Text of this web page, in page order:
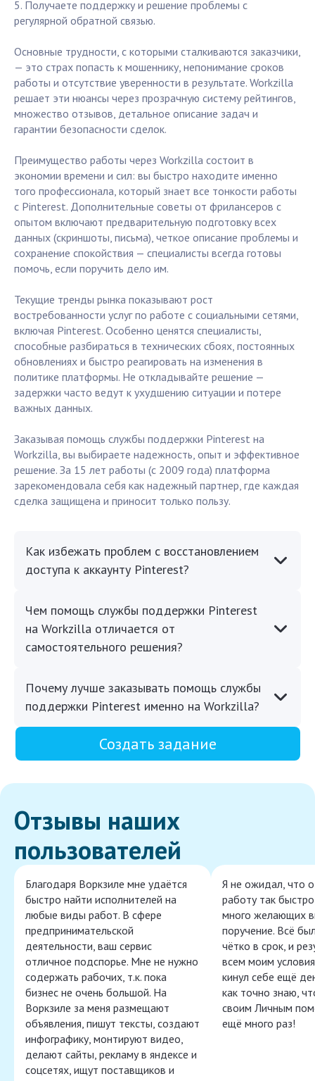
5. Получаете поддержку и решение проблемы с
регулярной обратной связью.
Основные трудности, с которыми сталкиваются заказчики,
— это страх попасть к мошеннику, непонимание сроков
работы и отсутствие уверенности в результате. Workzilla
решает эти нюансы через прозрачную систему рейтингов,
множество отзывов, детальное описание задач и
гарантии безопасности сделок.
Преимущество работы через Workzilla состоит в
экономии времени и сил: вы быстро находите именно
того профессионала, который знает все тонкости работы
с Pinterest. Дополнительные советы от фрилансеров с
опытом включают предварительную подготовку всех
данных (скриншоты, письма), четкое описание проблемы и
сохранение спокойствия — специалисты всегда готовы
помочь, если поручить дело им.
Текущие тренды рынка показывают рост
востребованности услуг по работе с социальными сетями,
включая Pinterest. Особенно ценятся специалисты,
способные разбираться в технических сбоях, постоянных
обновлениях и быстро реагировать на изменения в
политике платформы. Не откладывайте решение —
задержки часто ведут к ухудшению ситуации и потере
важных данных.
Заказывая помощь службы поддержки Pinterest на
Workzilla, вы выбираете надежность, опыт и эффективное
решение. За 15 лет работы (с 2009 года) платформа
зарекомендовала себя как надежный партнер, где каждая
сделка защищена и приносит только пользу.
Как избежать проблем с восстановлением
доступа к аккаунту Pinterest?
Чем помощь службы поддержки Pinterest
на Workzilla отличается от
самостоятельного решения?
Почему лучше заказывать помощь службы
поддержки Pinterest именно на Workzilla?
Создать задание
Отзывы наших
пользователей
Благодаря Воркзиле мне удаётся
быстро найти исполнителей на
любые виды работ. В сфере
предпринимательской
деятельности, ваш сервис
отличное подспорье. Мне не нужно
содержать рабочих, т.к. пока
бизнес не очень большой. На
Воркзиле за меня размещают
объявления, пишут тексты, создают
инфографику, монтируют видео,
делают сайты, рекламу в яндексе и
соцсетях, ищут поставщиков и
Я не ожидал, что
работу так
много желающих
поручение. Всё
чётко в срок, и
всем моим
кинул себе ещё
как точно знаю,
своим Личным
ещё много раз!